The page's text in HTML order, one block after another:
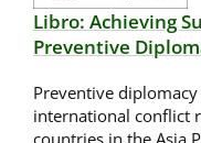
Libro: Achieving
Preventive
Preventive
international conflict
countries in the Asia